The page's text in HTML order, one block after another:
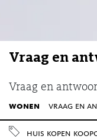
Vraag en
Vraag en
wonen vraag en
huis kopen